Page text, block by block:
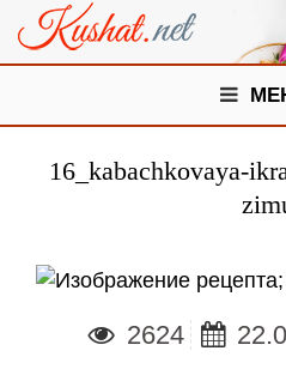
16_kabachkovaya-
;
2624